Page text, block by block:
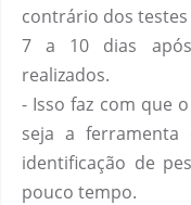
contrário dos
7 a 10 dias
realizados.
- Isso faz com que
seja a
identificação de
pouco tempo.